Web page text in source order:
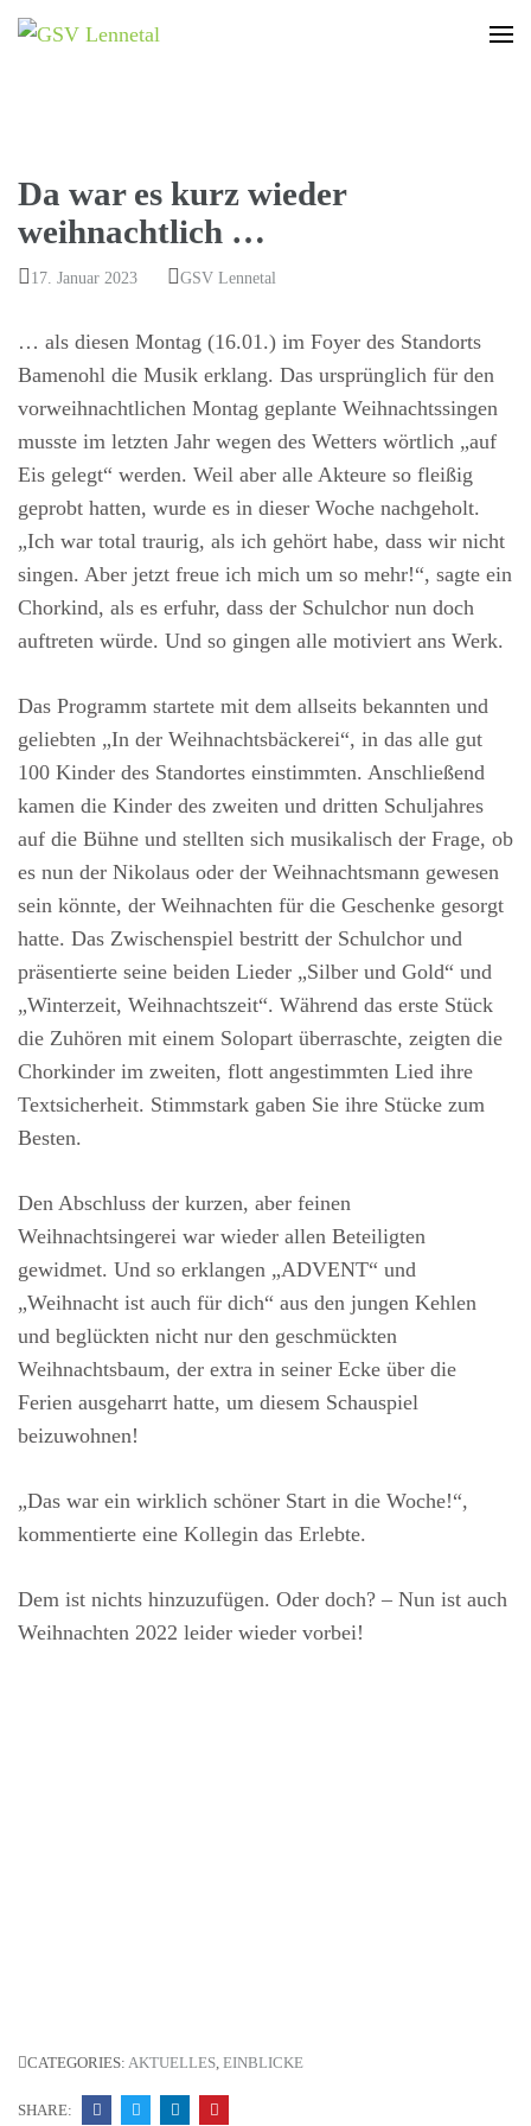
Da war es kurz wieder
weihnachtlich …
17. Januar 2023 GSV Lennetal
… als diesen Montag (16.01.) im Foyer des Standorts
Bamenohl die Musik erklang. Das ursprünglich für den
vorweihnachtlichen Montag geplante Weihnachtssingen
musste im letzten Jahr wegen des Wetters wörtlich „auf
Eis gelegt“ werden. Weil aber alle Akteure so fleißig
geprobt hatten, wurde es in dieser Woche nachgeholt.
„Ich war total traurig, als ich gehört habe, dass wir nicht
singen. Aber jetzt freue ich mich um so mehr!“, sagte ein
Chorkind, als es erfuhr, dass der Schulchor nun doch
auftreten würde. Und so gingen alle motiviert ans Werk.
Das Programm startete mit dem allseits bekannten und
geliebten „In der Weihnachtsbäckerei“, in das alle gut
100 Kinder des Standortes einstimmten. Anschließend
kamen die Kinder des zweiten und dritten Schuljahres
auf die Bühne und stellten sich musikalisch der Frage, ob
es nun der Nikolaus oder der Weihnachtsmann gewesen
sein könnte, der Weihnachten für die Geschenke gesorgt
hatte. Das Zwischenspiel bestritt der Schulchor und
präsentierte seine beiden Lieder „Silber und Gold“ und
„Winterzeit, Weihnachtszeit“. Während das erste Stück
die Zuhören mit einem Solopart überraschte, zeigten die
Chorkinder im zweiten, flott angestimmten Lied ihre
Textsicherheit. Stimmstark gaben Sie ihre Stücke zum
Besten.
Den Abschluss der kurzen, aber feinen
Weihnachtsingerei war wieder allen Beteiligten
gewidmet. Und so erklangen „ADVENT“ und
„Weihnacht ist auch für dich“ aus den jungen Kehlen
und beglückten nicht nur den geschmückten
Weihnachtsbaum, der extra in seiner Ecke über die
Ferien ausgeharrt hatte, um diesem Schauspiel
beizuwohnen!
„Das war ein wirklich schöner Start in die Woche!“,
kommentierte eine Kollegin das Erlebte.
Dem ist nichts hinzuzufügen. Oder doch? – Nun ist auch
Weihnachten 2022 leider wieder vorbei!
CATEGORIES: AKTUELLES, EINBLICKE
SHARE: